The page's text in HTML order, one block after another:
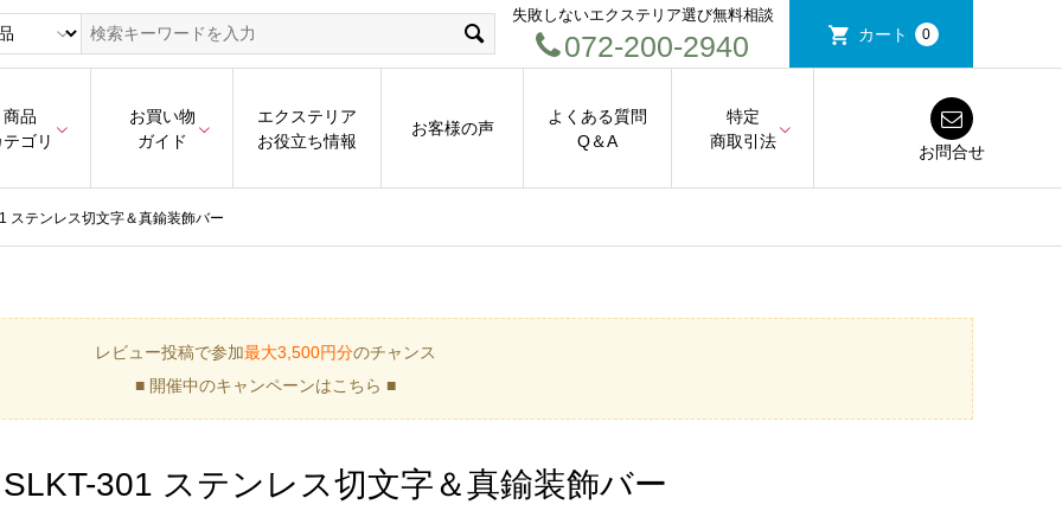
失敗しないエクステリア選び無料相談
072-200-2940 カート 0
商品
ゴリ
お買い物
ガイド
エクステリア
お役立ち情報
お客様の声
よくある質問
Q＆A
特定
商取引法
お問合せ
ステンレス切文字＆真鍮装飾バー
レビュー投稿で参加最大3,500円分のチャンス
■ 開催中のキャンペーンはこちら ■
301 ステンレス切文字＆真鍮装飾バー